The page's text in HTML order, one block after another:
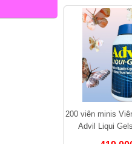
200 viên minis
Advil Liqui